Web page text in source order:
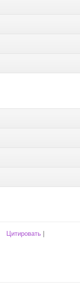
Цитировать